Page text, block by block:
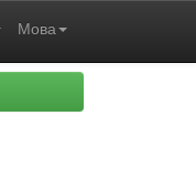
Мова